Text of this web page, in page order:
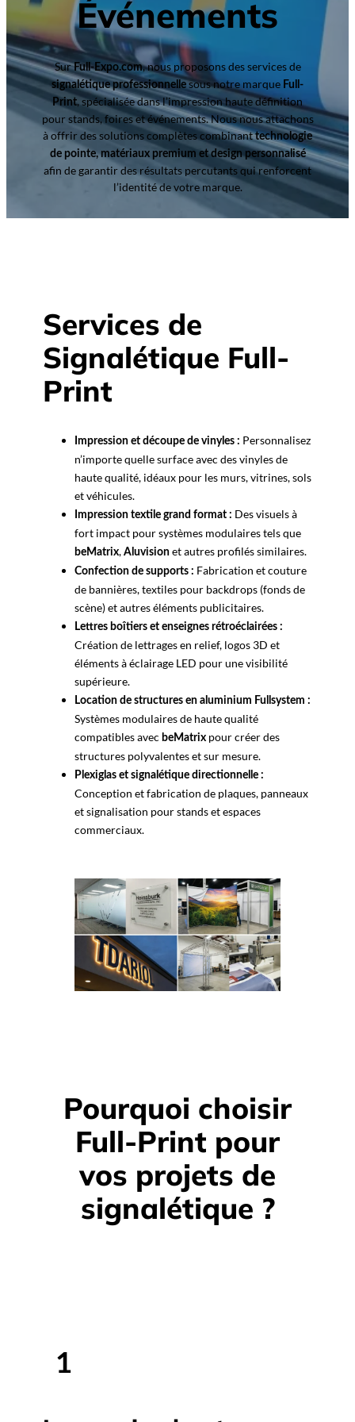
Événements
SurFull-Expo.com, nous proposons des services de
signalétique professionnellesous notre marque Full-
Print, spécialisée dans l’impression haute définition
pour stands, foires et événements. Nous nous attachons
à offrir des solutions complètes combinanttechnologie
de pointe, matériaux premium et design personnalisé
afin de garantir des résultats percutants qui renforcent
l’identité de votre marque.
Services de
Signalétique Full-
Print
Impression et découpe de vinyles : Personnalisez
n’importe quelle surface avec des vinyles de
haute qualité, idéaux pour les murs, vitrines, sols
et véhicules.
Impression textile grand format : Des visuels à
fort impact pour systèmes modulaires tels que
beMatrix, Aluvision et autres profilés similaires.
Confection de supports : Fabrication et couture
de bannières, textiles pour backdrops (fonds de
scène) et autres éléments publicitaires.
Lettres boîtiers et enseignes rétroéclairées :
Création de lettrages en relief, logos 3D et
éléments à éclairage LED pour une visibilité
supérieure.
Location de structures en aluminium Fullsystem :
Systèmes modulaires de haute qualité
compatibles avec beMatrix pour créer des
structures polyvalentes et sur mesure.
Plexiglas et signalétique directionnelle :
Conception et fabrication de plaques, panneaux
et signalisation pour stands et espaces
commerciaux.
Pourquoi choisir
Full-Print pour
vos projets de
signalétique ?
1